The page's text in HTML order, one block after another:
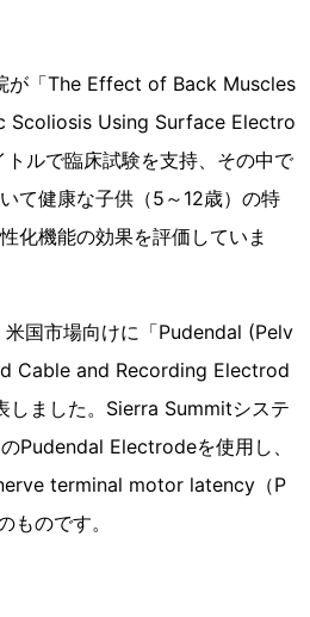
が「The Effect of Back Muscles
Using Surface Electro
ルで臨床試験を支持、その中で
て健康な子供（5～12歳）の特
化機能の効果を評価していま
国市場向けに「Pudendal (Pelv
Cable and Recording Electrod
しました。Sierra Summitシステ
Pudendal Electrodeを使用し、
terminal motor latency（P
ものです。